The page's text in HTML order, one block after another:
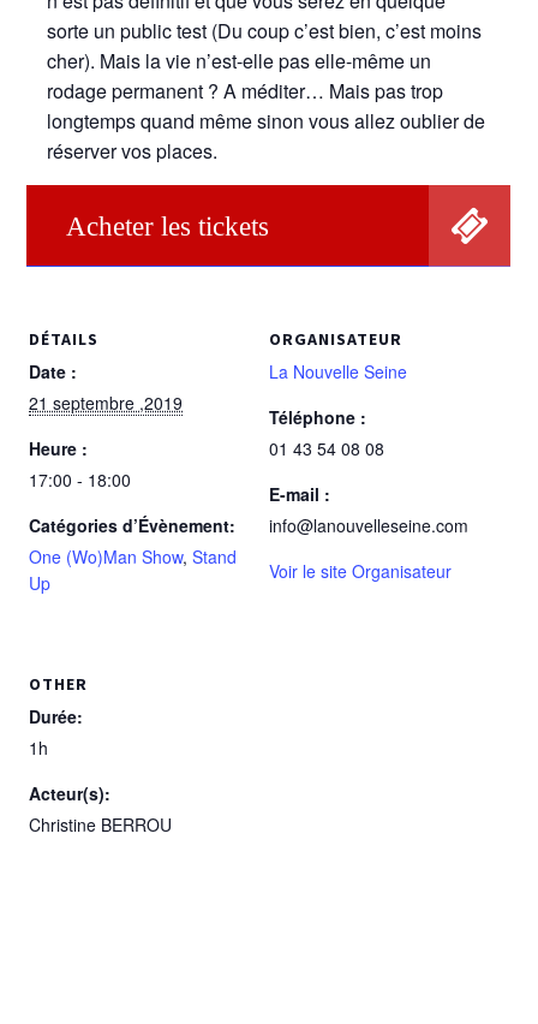
sorte un public test (Du coup c’est bien, c’est moins
cher). Mais la vie n’est-elle pas elle-même un
rodage permanent ? A méditer… Mais pas trop
longtemps quand même sinon vous allez oublier de
réserver vos places.
Acheter les tickets
DÉTAILS
Date :
21 septembre ,2019
Heure :
17:00 - 18:00
Catégories d’Évènement:
One (Wo)Man Show, Stand
Up
ORGANISATEUR
La Nouvelle Seine
Téléphone :
01 43 54 08 08
E-mail :
info@lanouvelleseine.com
Voir le site Organisateur
OTHER
Durée:
1h
Acteur(s):
Christine BERROU